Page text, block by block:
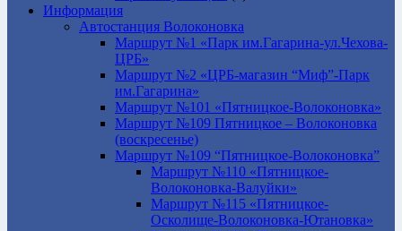
Информация
Автостанция Волоконовка
Маршрут №1 «Парк им.Гагарина-ул.Чехова-
ЦРБ»
Маршрут №2 «ЦРБ-магазин “Миф”-Парк
им.Гагарина»
Маршрут №101 «Пятницкое-Волоконовка»
Маршрут №109 Пятницкое – Волоконовка
(воскресенье)
Маршрут №109 “Пятницкое-Волоконовка”
Маршрут №110 «Пятницкое-
Волоконовка-Валуйки»
Маршрут №115 «Пятницкое-
Осколище-Волоконовка-Ютановка»